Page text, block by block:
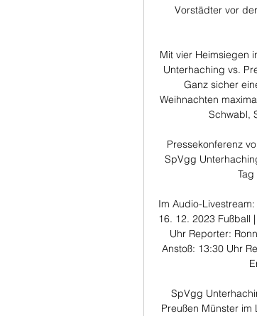
Vorstädter vor
Mit vier Heimsiegen
Unterhaching vs.
Ganz sicher
Weihnachten
Schwabl,
Pressekonferenz
SpVgg
Tag
Im Audio-
16. 12. 2023 Fußball
Uhr Reporter:
Anstoß: 13:30 Uhr
SpVgg
Preußen Münster